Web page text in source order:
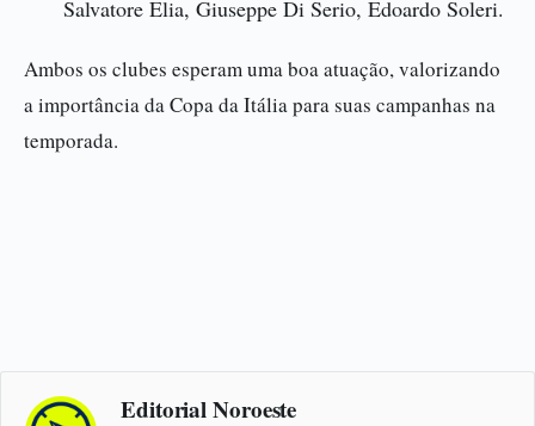
Salvatore Elia, Giuseppe Di Serio, Edoardo Soleri.
Ambos os clubes esperam uma boa atuação, valorizando
a importância da Copa da Itália para suas campanhas na
temporada.
Editorial Noroeste